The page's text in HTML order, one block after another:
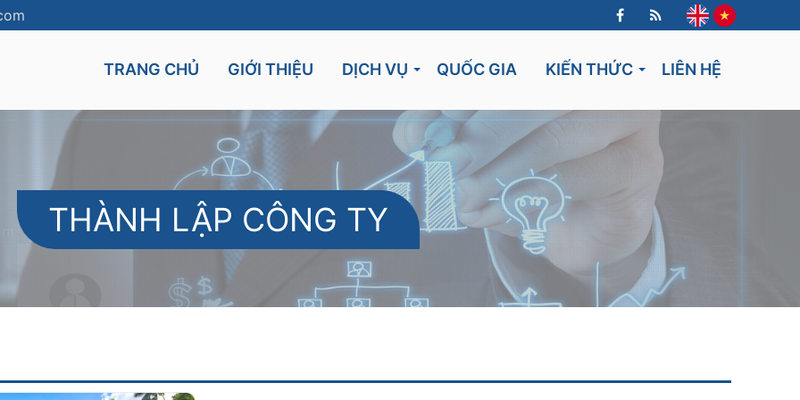
TRANG CHỦ GIỚI THIỆU DỊCH VỤ QUỐC GIA
Cyprus
Malta
Mauritius
Seychelles
Lithuania
KIẾN THỨC LIÊN HỆ
THÀNH LẬP CÔNG TY